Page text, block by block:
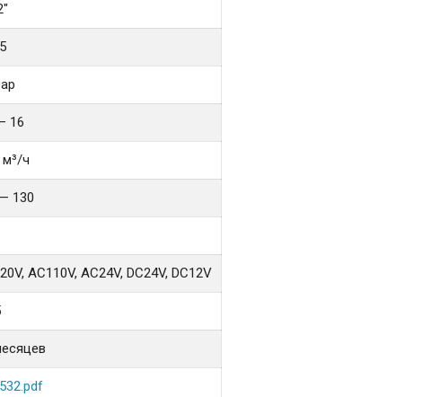
16
м³/ч
130
AC110V, AC24V, DC24V, DC12V